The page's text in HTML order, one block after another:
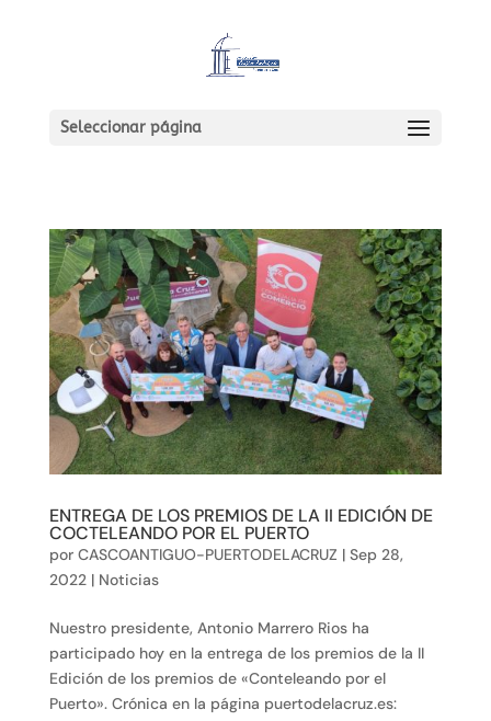
Seleccionar página
ENTREGA DE LOS PREMIOS DE LA II EDICIÓN DE
COCTELEANDO POR EL PUERTO
por CASCOANTIGUO-PUERTODELACRUZ | Sep 28,
2022| Noticias
Nuestro presidente, Antonio Marrero Rios ha
participado hoy en la entrega de los premios de la II
Edición de los premios de «Conteleando por el
Puerto». Crónica en la página puertodelacruz.es: